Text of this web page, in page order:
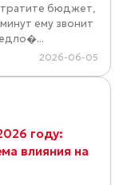
тратите бюджет,
ему звонит
2026-06-05
году:
влияния на